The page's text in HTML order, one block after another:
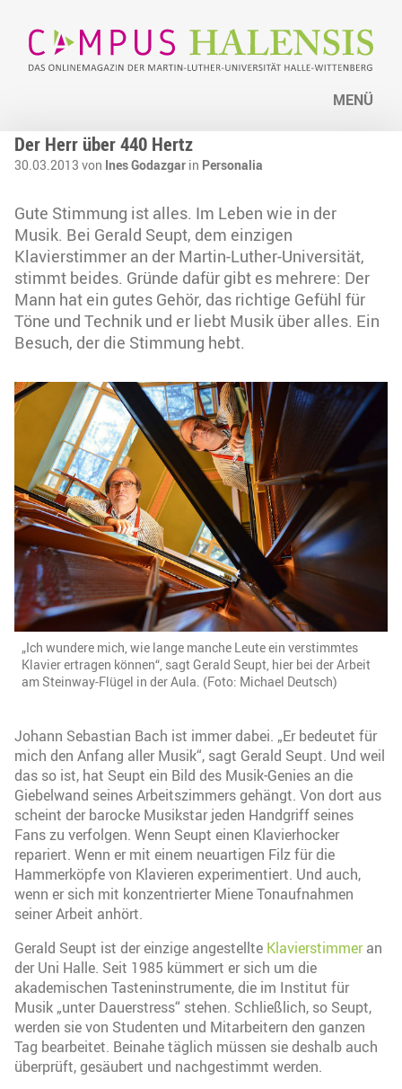
MENÜ
Der Herr über 440 Hertz
30.03.2013 von Ines Godazgar in Personalia
Gute Stimmung ist alles. Im Leben wie in der
Musik. Bei Gerald Seupt, dem einzigen
Klavierstimmer an der Martin-Luther-Universität,
stimmt beides. Gründe dafür gibt es mehrere: Der
Mann hat ein gutes Gehör, das richtige Gefühl für
Töne und Technik und er liebt Musik über alles. Ein
Besuch, der die Stimmung hebt.
„Ich wundere mich, wie lange manche Leute ein verstimmtes
Klavier ertragen können“, sagt Gerald Seupt, hier bei der Arbeit
am Steinway-Flügel in der Aula. (Foto: Michael Deutsch)
Johann Sebastian Bach ist immer dabei. „Er bedeutet für
mich den Anfang aller Musik“, sagt Gerald Seupt. Und weil
das so ist, hat Seupt ein Bild des Musik-Genies an die
Giebelwand seines Arbeitszimmers gehängt. Von dort aus
scheint der barocke Musikstar jeden Handgriff seines
Fans zu verfolgen. Wenn Seupt einen Klavierhocker
repariert. Wenn er mit einem neuartigen Filz für die
Hammerköpfe von Klavieren experimentiert. Und auch,
wenn er sich mit konzentrierter Miene Tonaufnahmen
seiner Arbeit anhört.
Gerald Seupt ist der einzige angestellte Klavierstimmeran
der Uni Halle. Seit 1985 kümmert er sich um die
akademischen Tasteninstrumente, die im Institut für
Musik „unter Dauerstress“ stehen. Schließlich, so Seupt,
werden sie von Studenten und Mitarbeitern den ganzen
Tag bearbeitet. Beinahe täglich müssen sie deshalb auch
überprüft, gesäubert und nachgestimmt werden.